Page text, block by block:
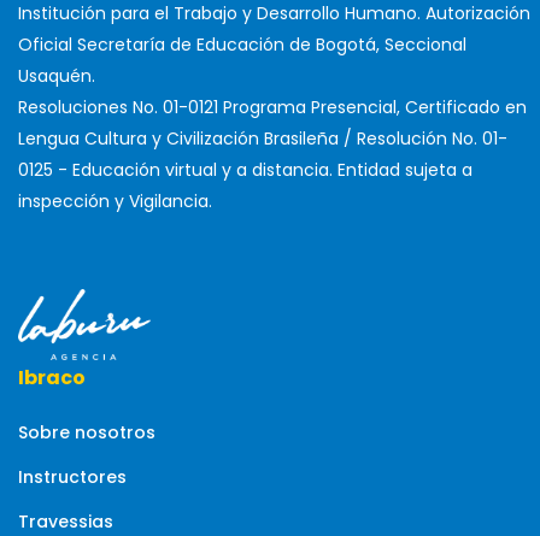
Institución para el Trabajo y Desarrollo Humano. Autorización
Oficial Secretaría de Educación de Bogotá, Seccional
Usaquén.
Resoluciones No. 01-0121 Programa Presencial, Certificado en
Lengua Cultura y Civilización Brasileña / Resolución No. 01-
0125 - Educación virtual y a distancia. Entidad sujeta a
inspección y Vigilancia.
Ibraco
Sobre nosotros
Instructores
Travessias